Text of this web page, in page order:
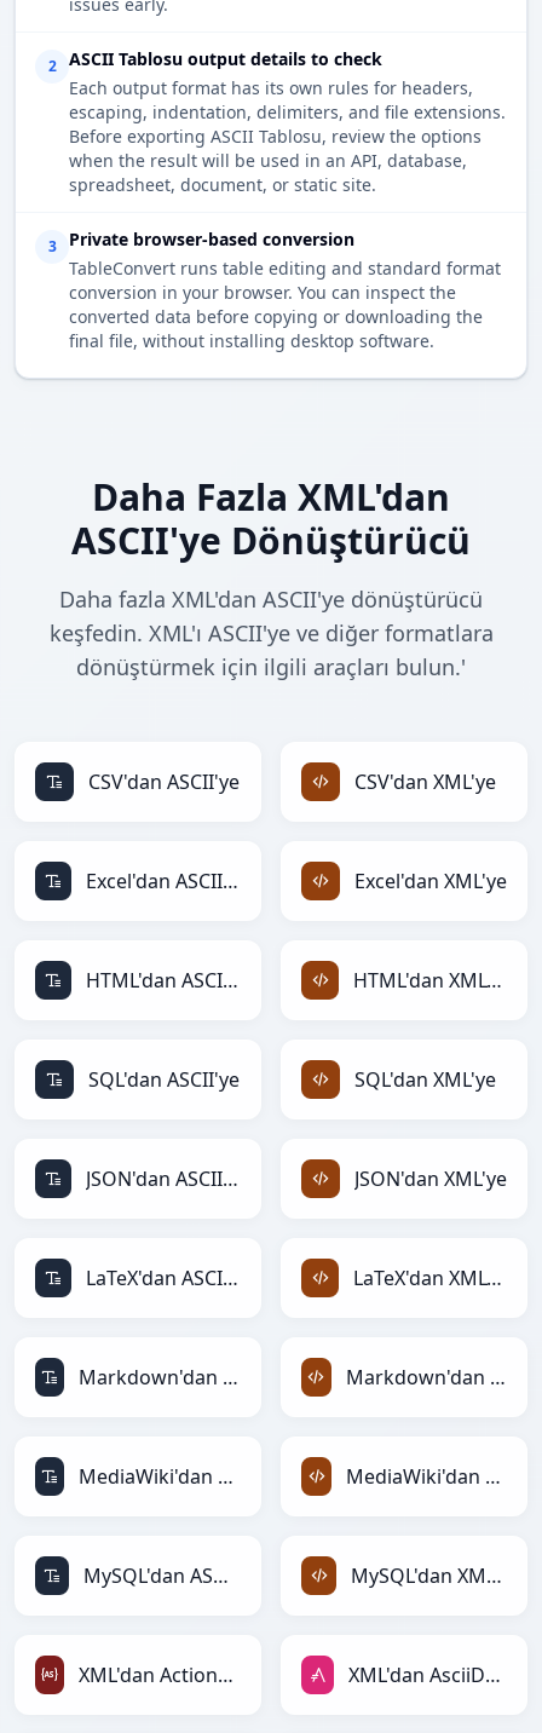
2
ASCII Tablosu output details to check
Each output format has its own rules for headers,
escaping, indentation, delimiters, and file extensions.
Before exporting ASCII Tablosu, review the options
when the result will be used in an API, database,
spreadsheet, document, or static site.
3
Private browser-based conversion
TableConvert runs table editing and standard format
conversion in your browser. You can inspect the
converted data before copying or downloading the
final file, without installing desktop software.
Daha Fazla XML'dan
ASCII'ye Dönüştürücü
Daha fazla XML'dan ASCII'ye dönüştürücü
keşfedin. XML'ı ASCII'ye ve diğer formatlara
dönüştürmek için ilgili araçları bulun.'
CSV'dan ASCII'ye CSV'dan XML'ye
Excel'dan ASCII'ye Excel'dan XML'ye
HTML'dan ASCII'ye HTML'dan XML'ye
SQL'dan ASCII'ye SQL'dan XML'ye
JSON'dan ASCII'ye JSON'dan XML'ye
LaTeX'dan ASCII'ye LaTeX'dan XML'ye
Markdown'dan ASCII'ye Markdown'dan XML'ye
MediaWiki'dan ASCII'ye MediaWiki'dan XML'ye
MySQL'dan ASCII'ye MySQL'dan XML'ye
XML'dan ActionScript'ye XML'dan AsciiDoc'ye